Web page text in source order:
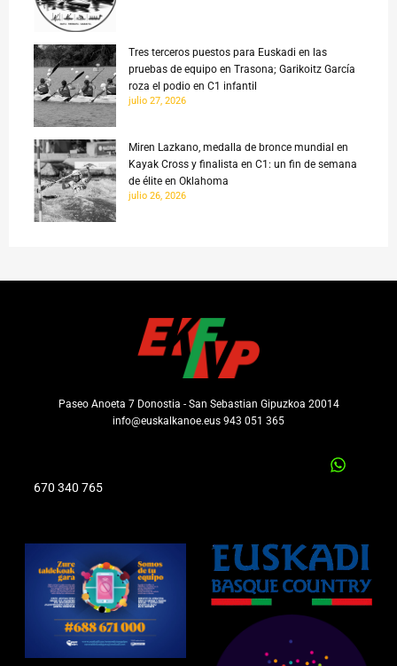
Tres terceros puestos para Euskadi en las
pruebas de equipo en Trasona; Garikoitz García
roza el podio en C1 infantil
julio 27, 2026
Miren Lazkano, medalla de bronce mundial en
Kayak Cross y finalista en C1: un fin de semana
de élite en Oklahoma
julio 26, 2026
Paseo Anoeta 7 Donostia - San Sebastian Gipuzkoa 20014
info@euskalkanoe.eus 943 051 365
670 340 765